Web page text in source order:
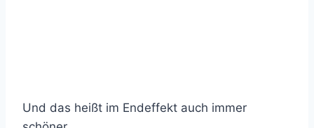
Und das heißt im Endeffekt auch immer